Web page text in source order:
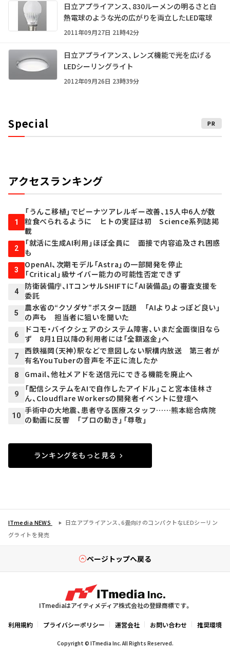
日立アプライアンス、830ルーメンの明るさと白
熱電球のような光の広がりを両立したLED電球
2011年09月27日 21時42分
日立アプライアンス、レンズ機能で光を広げる
LEDシーリングライト
2012年09月26日 23時39分
Special PR
アクセスランキング
1
「うんこ移植」でピーナツアレルギー改善、15人中6人が数
粒食べられるように ヒトの実証は初 Science系列誌掲
載
2
「就活に生成AI利用」ほぼ全員に 面接で内容追及され困惑
も
3
OpenAI、次期モデル「Astra」の一部開発を停止
「Critical」級サイバー能力の可能性否定できず
4
防衛装備庁、ITコンサルSHIFTに「AI装備品」の審査支援を
委託
5
農水省の“クソダサ”ポスター話題 「AIよりよっぽど良い」
の声も 担当者に狙いを聞いた
6
ドコモ・バイクシェアのシステム障害、いまだ全面復旧なら
ず 8月1日以降の利用者には「全額返金」へ
7
西鉄福岡（天神）駅などで意図しない駅構内放送 第三者が
有名YouTuberの音声を不正に流したか
8 Gmail、他社メアドを送信元にできる機能を廃止へ
9
「配信システムをAIで自作したアイドル」こと宮本佳林さ
ん、Cloudflare Workersの開発者イベントに登壇へ
10
手術中の大地震、患者守る医療スタッフ……熊本総合病院
の動画に反響 「プロの動き」「尊敬」
ランキングをもっと見る
ITmedia NEWS
日立アプライアンス、6畳向けのコンパクトなLEDシーリン
グライトを発売
ページトップへ戻る
ITmediaはアイティメディア株式会社の登録商標です。
利用規約 プライバシーポリシー 運営会社 お問い合わせ 推奨環境
Copyright © ITmedia Inc. All Rights Reserved.